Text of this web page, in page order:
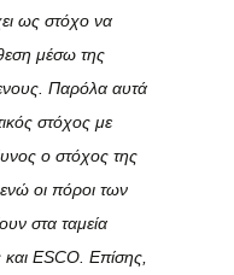
ως στόχο να
μέσω της
Παρόλα αυτά
στόχος με
ο στόχος της
οι πόροι των
στα ταμεία
ESCO. Επίσης,